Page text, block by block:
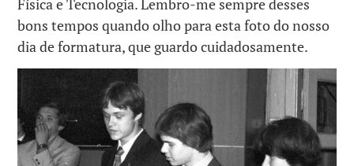
Física e Tecnologia. Lembro-me sempre desses
bons tempos quando olho para esta foto do nosso
dia de formatura, que guardo cuidadosamente.